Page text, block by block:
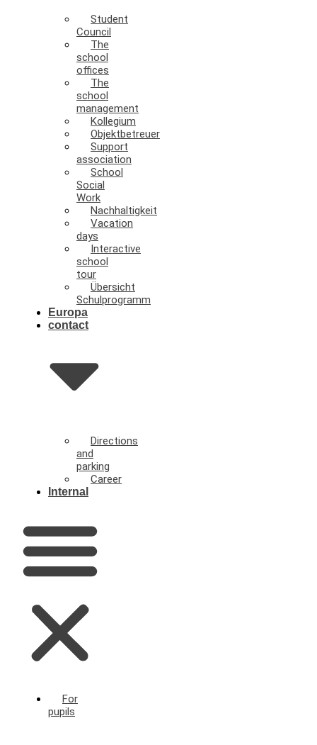
Student
Council
The
school
offices
The
school
management
Kollegium
Objektbetreuer
Support
association
School
Social
Work
Nachhaltigkeit
Vacation
days
Interactive
school
tour
Übersicht
Schulprogramm
Europa
contact
Directions
and
parking
Career
Internal
For
pupils